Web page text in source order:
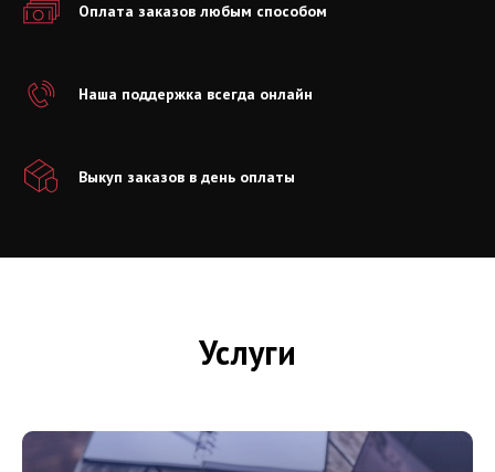
Оплата заказов любым способом
Наша поддержка всегда онлайн
Выкуп заказов в день оплаты
Услуги